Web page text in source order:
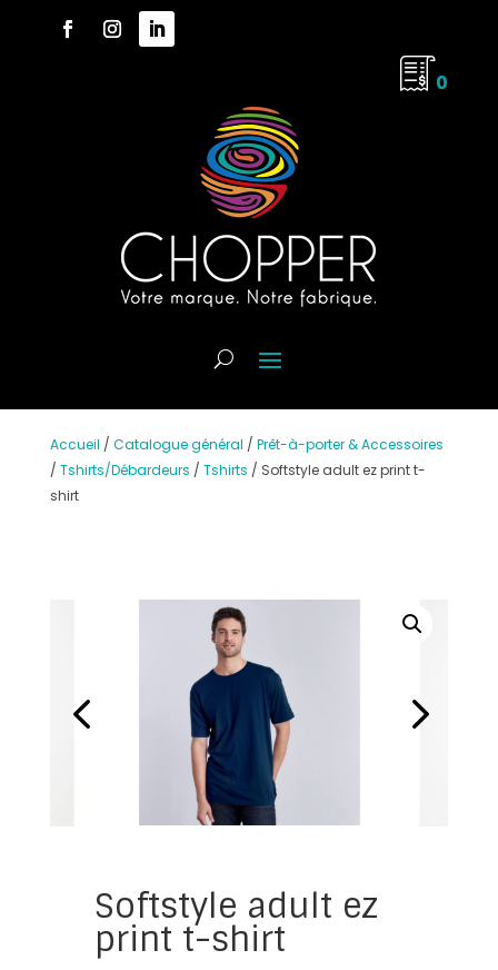
0
Accueil / Catalogue général / Prêt-à-porter & Accessoires
/ Tshirts/Débardeurs / Tshirts / Softstyle adult ez print t-
shirt
Softstyle adult ez
print t-shirt